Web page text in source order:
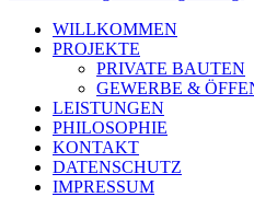
WILLKOMMEN
PROJEKTE
PRIVATE BAUTEN
GEWERBE &
LEISTUNGEN
PHILOSOPHIE
KONTAKT
DATENSCHUTZ
IMPRESSUM